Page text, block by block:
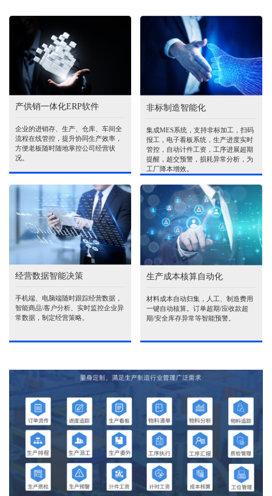
产供销一体化ERP软件
企业的进销存、生产、仓库、车间全
流程在线管控，提升协同生产效率，
方便老板随时随地掌控公司经营状
况。
非标制造智能化
集成MES系统，支持非标加工，扫码
报工，电子看板系统，生产进度实时
管控，自动计件工资，工序进展超期
提醒，超交预警，损耗异常分析，为
工厂降本增效。
经营数据智能决策
手机端、电脑端随时跟踪经营数据，
智能商品\客户分析、实时监控企业异
常数据，制定经营策略。
生产成本核算自动化
材料成本自动归集，人工、制造费用
一键自动核算。订单超期/应收款超
期/安全库存异常等智能预警。